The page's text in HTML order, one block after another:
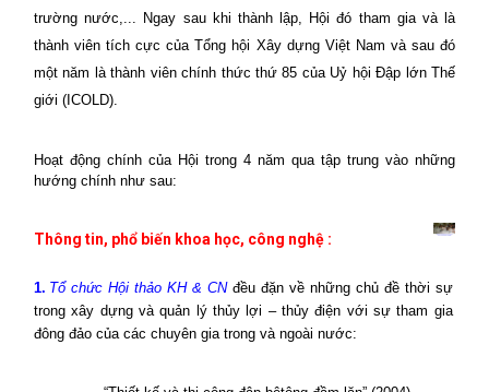
trường nước,... Ngay sau khi thành lập, Hội đó tham gia và là
thành viên tích cực của Tổng hội Xây dựng Việt Nam và sau đó
một năm là thành viên chính thức thứ 85 của Uỷ hội Đập lớn Thế
giới (ICOLD).
Hoạt động chính của Hội trong 4 năm qua tập trung vào những
hướng chính như sau:
Thông tin, phổ biến khoa học, công nghệ :
1. Tổ chức Hội thảo KH & CNđều đặn về những chủ đề thời sự
trong xây dựng và quản lý thủy lợi – thủy điện với sự tham gia
đông đảo của các chuyên gia trong và ngoài nước: